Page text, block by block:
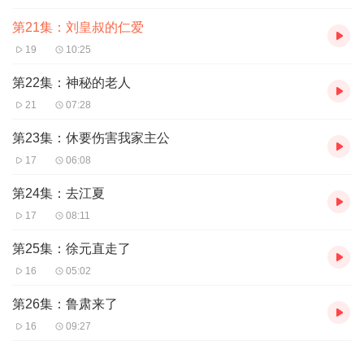
第21集：刘皇叔的仁爱
19 10:25
第22集：神秘的老人
21 07:28
第23集：休要伤害我家主公
17 06:08
第24集：去江夏
17 08:11
第25集：徐元直走了
16 05:02
第26集：鲁肃来了
16 09:27